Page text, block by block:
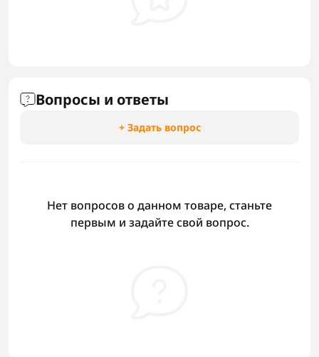
Вопросы и ответы
+ Задать вопрос
Нет вопросов о данном товаре, станьте
первым и задайте свой вопрос.